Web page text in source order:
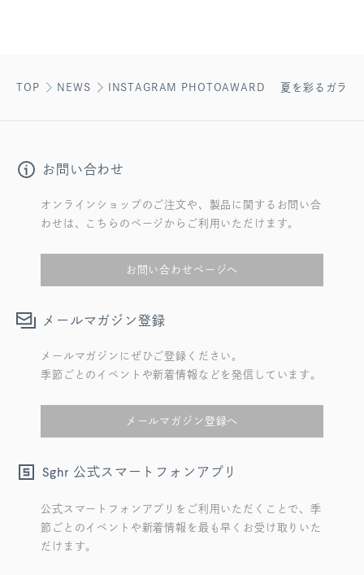
TOP NEWS INSTAGRAM PHOTOAWARD 夏を彩るガラス
お問い合わせ
オンラインショップのご注文や、製品に関するお問い合
わせは、こちらのページからご利用いただけます。
お問い合わせページへ
メールマガジン登録
メールマガジンにぜひご登録ください。
季節ごとのイベントや新着情報などを発信しています。
メールマガジン登録へ
Sghr 公式スマートフォンアプリ
公式スマートフォンアプリをご利用いただくことで、季
節ごとのイベントや新着情報を最も早くお受け取りいた
だけます。